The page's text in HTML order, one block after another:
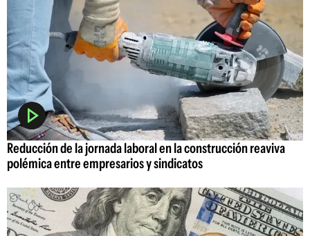
Reducción de la jornada laboral en la construcción reaviva
polémica entre empresarios y sindicatos